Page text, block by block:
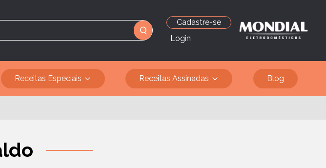
Cadastre-se
Login
Receitas Especiais Receitas Assinadas Blog